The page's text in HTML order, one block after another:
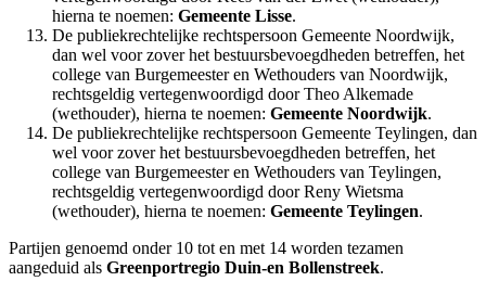
hierna te noemen: Gemeente Lisse.
De publiekrechtelijke rechtspersoon Gemeente Noordwijk,
dan wel voor zover het bestuursbevoegdheden betreffen, het
college van Burgemeester en Wethouders van Noordwijk,
rechtsgeldig vertegenwoordigd door Theo Alkemade
(wethouder), hierna te noemen: Gemeente Noordwijk.
De publiekrechtelijke rechtspersoon Gemeente Teylingen, dan
wel voor zover het bestuursbevoegdheden betreffen, het
college van Burgemeester en Wethouders van Teylingen,
rechtsgeldig vertegenwoordigd door Reny Wietsma
(wethouder), hierna te noemen: Gemeente Teylingen.
Partijen genoemd onder 10 tot en met 14 worden tezamen
aangeduid als Greenportregio Duin-en Bollenstreek.